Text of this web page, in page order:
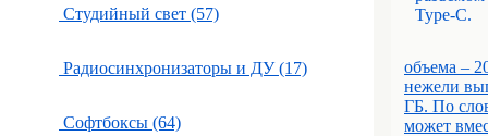
Студийный свет (57)
Радиосинхронизаторы и ДУ (17)
Софтбоксы (64)
объема –
нежели
ГБ. По
может